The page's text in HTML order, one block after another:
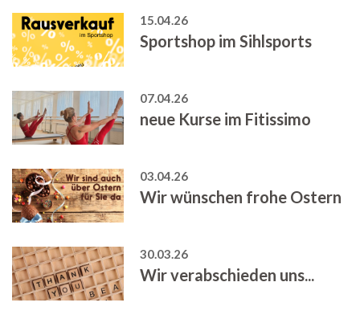
15.04.26
Sportshop im Sihlsports
07.04.26
neue Kurse im Fitissimo
03.04.26
Wir wünschen frohe Ostern
30.03.26
Wir verabschieden uns...